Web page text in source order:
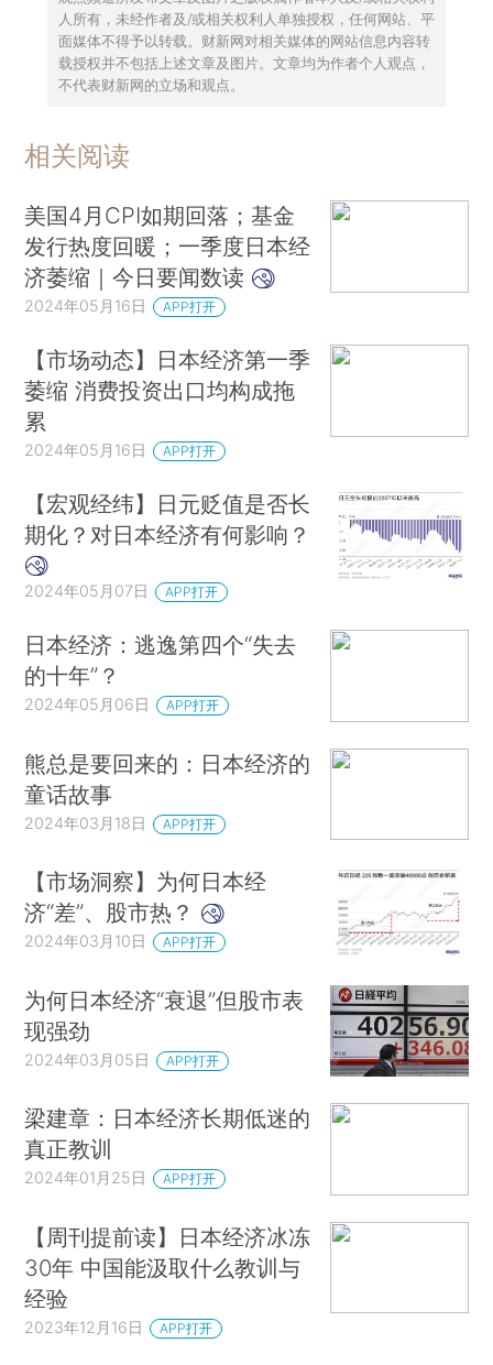
人所有，未经作者及/或相关权利人单独授权，任何网站、平
面媒体不得予以转载。财新网对相关媒体的网站信息内容转
载授权并不包括上述文章及图片。文章均为作者个人观点，
不代表财新网的立场和观点。
相关阅读
美国4月CPI如期回落；基金
发行热度回暖；一季度日本经
济萎缩｜今日要闻数读
2024年05月16日 APP打开
【市场动态】日本经济第一季
萎缩 消费投资出口均构成拖
累
2024年05月16日 APP打开
【宏观经纬】日元贬值是否长
期化？对日本经济有何影响？
2024年05月07日 APP打开
日本经济：逃逸第四个“失去
的十年”？
2024年05月06日 APP打开
熊总是要回来的：日本经济的
童话故事
2024年03月18日 APP打开
【市场洞察】为何日本经
济“差”、股市热？
2024年03月10日 APP打开
为何日本经济“衰退”但股市表
现强劲
2024年03月05日 APP打开
梁建章：日本经济长期低迷的
真正教训
2024年01月25日 APP打开
【周刊提前读】日本经济冰冻
30年 中国能汲取什么教训与
经验
2023年12月16日 APP打开